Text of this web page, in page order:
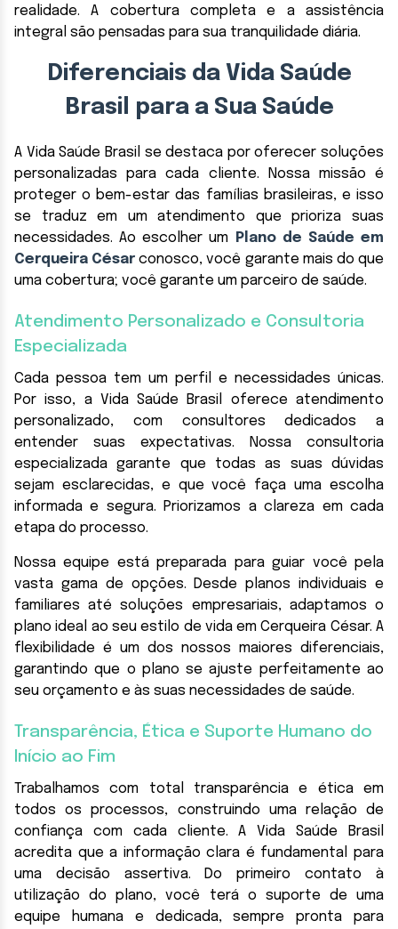
realidade. A cobertura completa e a assistência
integral são pensadas para sua tranquilidade diária.
Diferenciais da Vida Saúde
Brasil para a Sua Saúde
A Vida Saúde Brasil se destaca por oferecer soluções
personalizadas para cada cliente. Nossa missão é
proteger o bem-estar das famílias brasileiras, e isso
se traduz em um atendimento que prioriza suas
necessidades. Ao escolher um
Plano de Saúde em
Cerqueira César conosco, você garante mais do que
uma cobertura; você garante um parceiro de saúde.
Atendimento Personalizado e Consultoria
Especializada
Cada pessoa tem um perfil e necessidades únicas.
Por isso, a Vida Saúde Brasil oferece atendimento
personalizado, com consultores dedicados a
entender suas expectativas. Nossa consultoria
especializada garante que todas as suas dúvidas
sejam esclarecidas, e que você faça uma escolha
informada e segura. Priorizamos a clareza em cada
etapa do processo.
Nossa equipe está preparada para guiar você pela
vasta gama de opções. Desde planos individuais e
familiares até soluções empresariais, adaptamos o
plano ideal ao seu estilo de vida em Cerqueira César. A
flexibilidade é um dos nossos maiores diferenciais,
garantindo que o plano se ajuste perfeitamente ao
seu orçamento e às suas necessidades de saúde.
Transparência, Ética e Suporte Humano do
Início ao Fim
Trabalhamos com total transparência e ética em
todos os processos, construindo uma relação de
confiança com cada cliente. A Vida Saúde Brasil
acredita que a informação clara é fundamental para
uma decisão assertiva. Do primeiro contato à
utilização do plano, você terá o suporte de uma
equipe humana e dedicada, sempre pronta para